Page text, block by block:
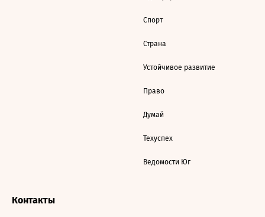
Спорт
Страна
Устойчивое развитие
Право
Думай
Техуспех
Ведомости Юг
Контакты